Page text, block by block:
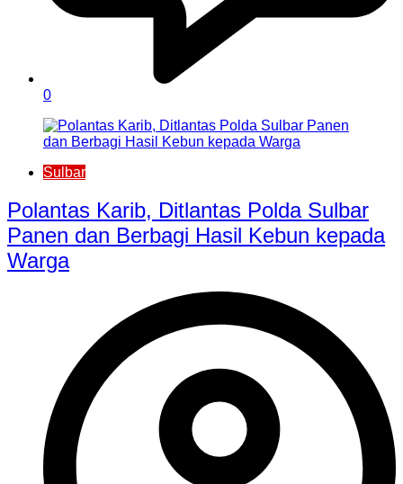
0
Sulbar
Polantas Karib, Ditlantas Polda Sulbar
Panen dan Berbagi Hasil Kebun kepada
Warga